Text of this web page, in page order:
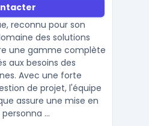
reconnu pour son
des solutions
une gamme complète
aux besoins des
Avec une forte
de projet, l'équipe
assure une mise en
...